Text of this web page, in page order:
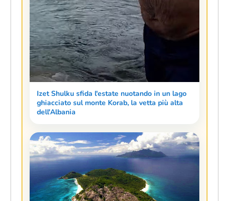
Izet Shulku sfida l'estate nuotando in un lago
ghiacciato sul monte Korab, la vetta più alta
dell'Albania